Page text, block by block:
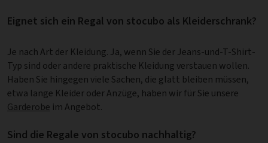
Eignet sich ein Regal von stocubo als Kleiderschrank?
Je nach Art der Kleidung. Ja, wenn Sie der Jeans-und-T-Shirt-
Typ sind oder andere praktische Kleidung verstauen wollen.
Haben Sie hingegen viele Sachen, die glatt bleiben müssen,
etwa lange Kleider oder Anzüge, haben wir für Sie unsere
Garderobe im Angebot.
Sind die Regale von stocubo nachhaltig?